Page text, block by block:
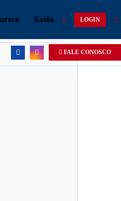
Goiás LOGIN
FALE CONOSCO